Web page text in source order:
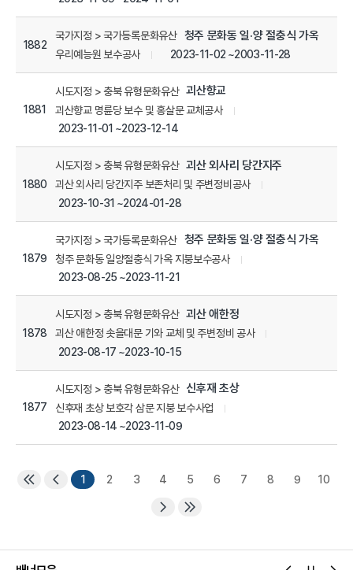
1882
국가지정 > 국가등록문화유산 청주 문화동 일·양 절충식 가옥
우리예능원 보수공사 2023-11-02 ~2003-11-28
1881
시도지정 > 충북 유형문화유산 괴산향교
괴산향교 명륜당 보수 및 홍살문 교체공사
2023-11-01 ~2023-12-14
1880
시도지정 > 충북 유형문화유산 괴산 외사리 당간지주
괴산 외사리 당간지주 보존처리 및 주변정비공사
2023-10-31 ~2024-01-28
1879
국가지정 > 국가등록문화유산 청주 문화동 일·양 절충식 가옥
청주 문화동 일양절충식 가옥 지붕보수공사
2023-08-25 ~2023-11-21
1878
시도지정 > 충북 유형문화유산 괴산 애한정
괴산 애한정 솟을대문 기와 교체 및 주변정비 공사
2023-08-17 ~2023-10-15
1877
시도지정 > 충북 유형문화유산 신후재 초상
신후재 초상 보호각 삼문 지붕 보수사업
2023-08-14 ~2023-11-09
1 2 3 4 5 6 7 8 9 10